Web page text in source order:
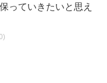
っていきたいと思え
)